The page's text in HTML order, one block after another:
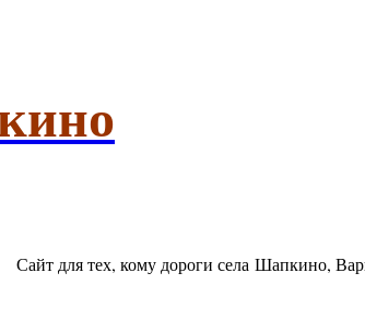
Сайт для тех, кому дороги села Шапкино,